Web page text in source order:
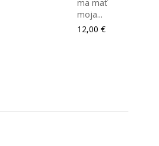
ma mať
moja...
12,00 €